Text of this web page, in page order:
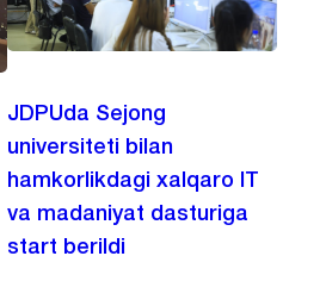
JDPUda Sejong
universiteti bilan
hamkorlikdagi xalqaro IT
va madaniyat dasturiga
start berildi